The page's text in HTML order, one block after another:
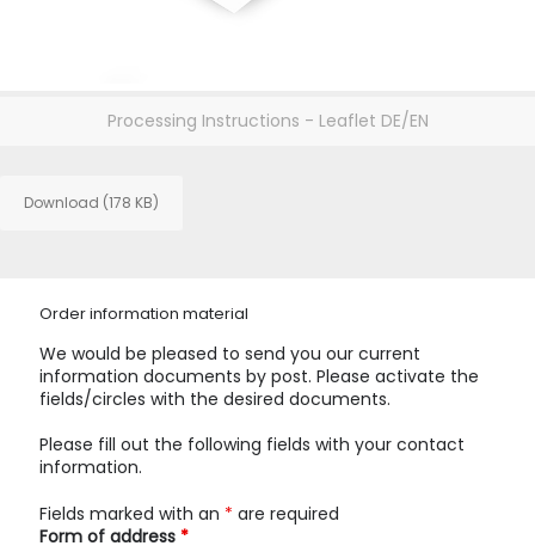
Processing Instructions - Leaflet DE/EN
Download (178 KB)
Order information material
We would be pleased to send you our current
information documents by post. Please activate the
fields/circles with the desired documents.
Please fill out the following fields with your contact
information.
Fields marked with an * are required
Form of address *